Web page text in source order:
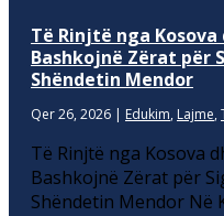
Të Rinjtë nga
Bashkojnë Zërat për
Shëndetin Mendor
Qer 26, 2026 | Edukim, Lajme,
Të Rinjtë nga Kosova
Bashkojnë Zërat për
Shëndetin Mendor Në